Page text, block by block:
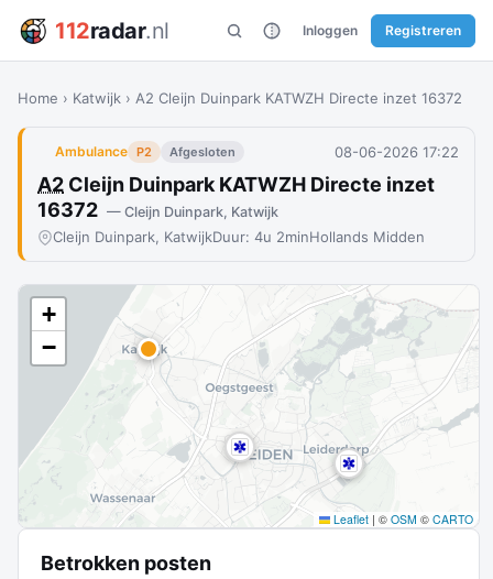
112radar.nl Inloggen Registreren
Home › Katwijk › A2 Cleijn Duinpark KATWZH Directe inzet 16372
Ambulance P2 Afgesloten 08-06-2026 17:22
A2 Cleijn Duinpark KATWZH Directe inzet
16372 — Cleijn Duinpark, Katwijk
Cleijn Duinpark, KatwijkDuur: 4u 2minHollands Midden
+
−
Leaflet | © OSM © CARTO
Betrokken posten